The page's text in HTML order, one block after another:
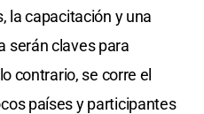
la capacitación y una
serán claves para
contrario, se corre el
países y participantes